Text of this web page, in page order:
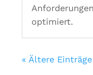
optimiert.
« Ältere Einträge